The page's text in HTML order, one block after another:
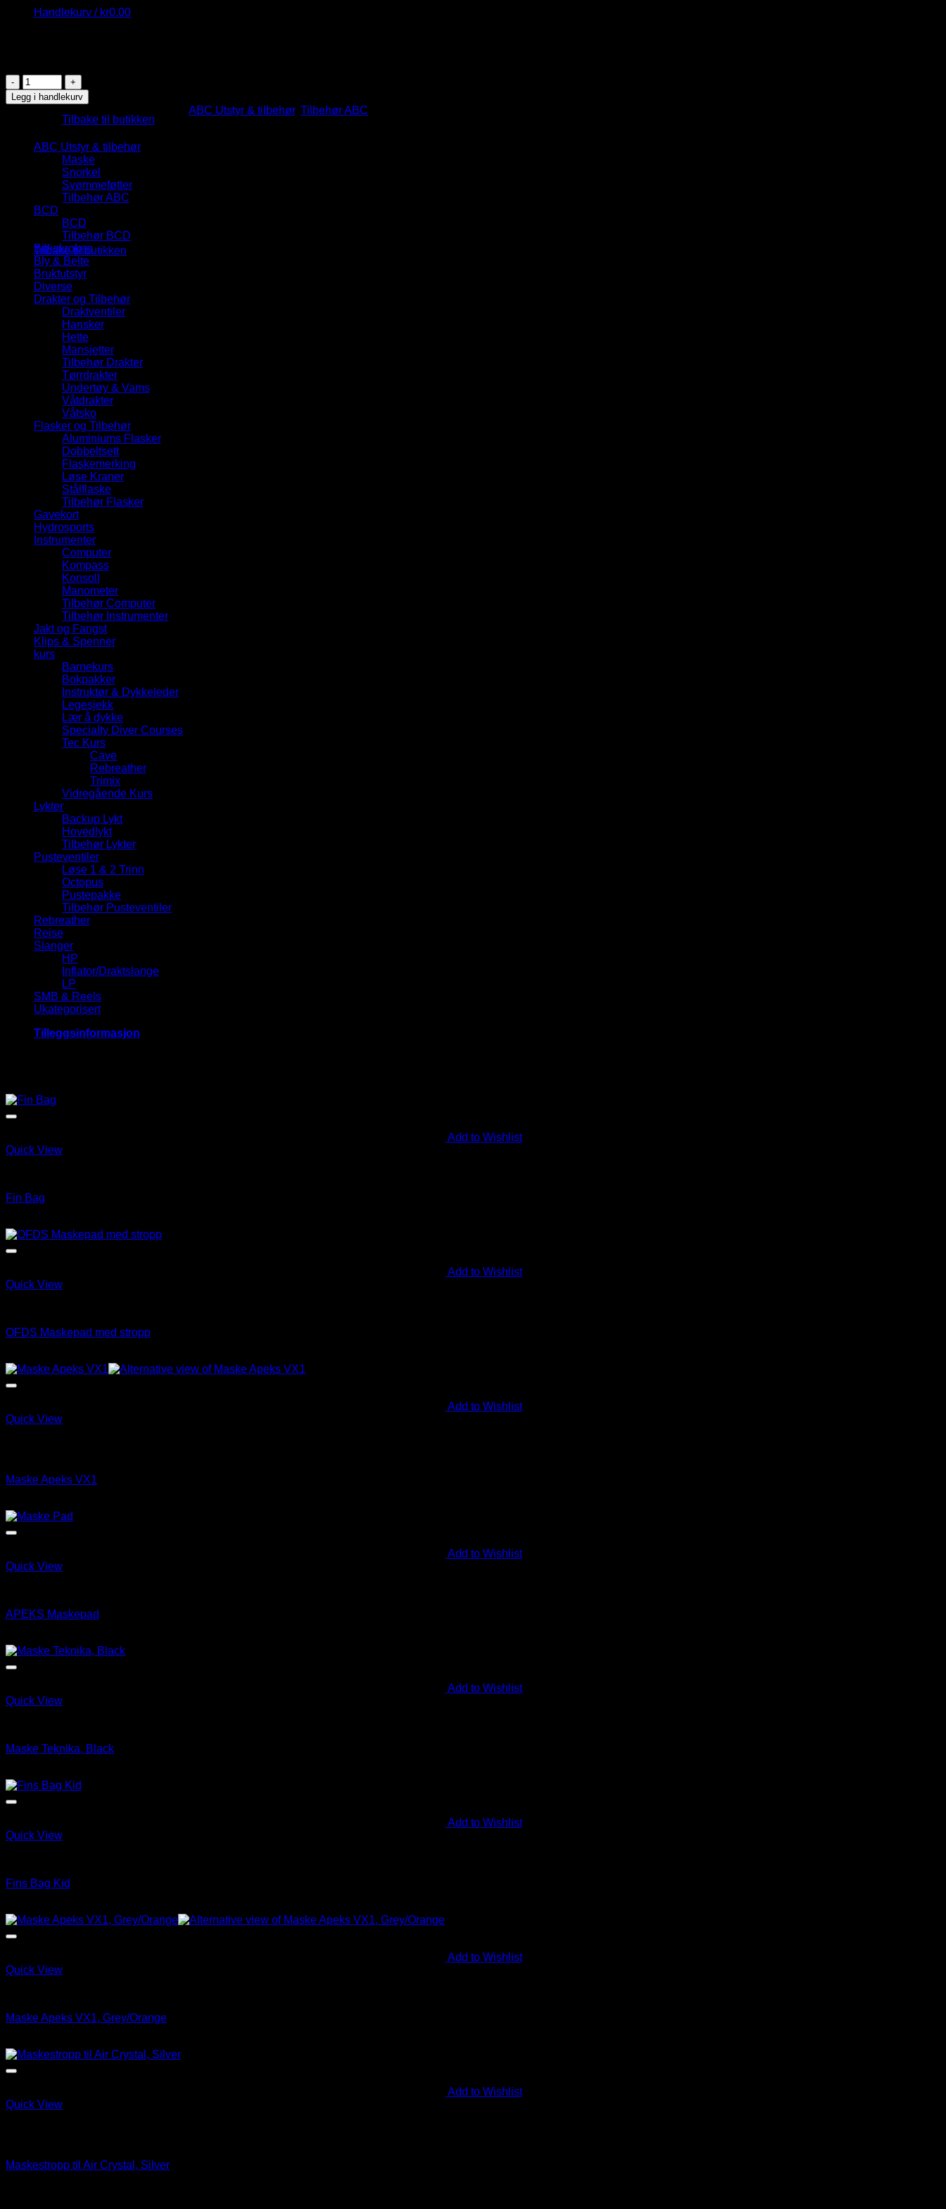
Handlekurv / kr0.00
Du har ingen produkter i handlekurven.
Tilbake til butikken
Handlekurv
Du har ingen produkter i handlekurven.
Tilbake til butikken
Snorkelholder,
8-
tall
Legg i handlekurv
ABC Utstyr & tilbehør, Tilbehør ABC
ABC Utstyr & tilbehør
Maske
Snorkel
Svømmeføtter
Tilbehør ABC
BCD
BCD
Tilbehør BCD
Billigkroken
Bly & Belte
Bruktutstyr
Diverse
Drakter og Tilbehør
Draktventiler
Hansker
Hette
Mansjetter
Tilbehør Drakter
Tørrdrakter
Undertøy & Vams
Våtdrakter
Våtsko
Flasker og Tilbehør
Aluminiums Flasker
Dobbeltsett
Flaskemerking
Løse Kraner
Stålflaske
Tilbehør Flasker
Gavekort
Hydrosports
Instrumenter
Computer
Kompass
Konsoll
Manometer
Tilbehør Computer
Tilbehør Instrumenter
Jakt og Fangst
Klips & Spenner
kurs
Barnekurs
Bokpakker
Instruktør & Dykkeleder
Legesjekk
Lær å dykke
Specialty Diver Courses
Tec Kurs
Cave
Rebreather
Trimix
Vidregående Kurs
Lykter
Backup Lykt
Hovedlykt
Tilbehør Lykter
Pusteventiler
Løse 1 & 2 Trinn
Octopus
Pustepakke
Tilbehør Pusteventiler
Rebreather
Reise
Slanger
HP
Inflator/Draktslange
LP
SMB & Reels
Ukategorisert
Tilleggsinformasjon
Add to Wishlist
Quick View
Fin Bag
Add to Wishlist
Quick View
OFDS Maskepad med stropp
Add to Wishlist
Quick View
Maske Apeks VX1
Add to Wishlist
Quick View
APEKS Maskepad
Add to Wishlist
Quick View
Maske Teknika, Black
Add to Wishlist
Quick View
Fins Bag Kid
Add to Wishlist
Quick View
Maske Apeks VX1, Grey/Orange
Add to Wishlist
Quick View
Maskestropp til Air Crystal, Silver